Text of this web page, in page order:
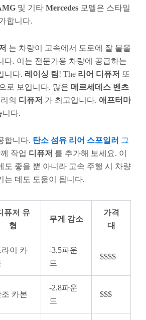
및 기타 Mercedes 모델은 스타일
합니다.
는 차량이 고속에서 도로에 잘 붙을
다. 이는 전문가용 차량에 공급하는
니다. 레이싱 팀 ! The 리어 디퓨저 또
로 보입니다. 많은 메르세데스 벤츠
의 디퓨저 가 최고입니다. 애프터마
니다.
합니다. 탄소 섬유 리어 스포일러 그
작업 디퓨저 를 추가해 보세요. 이
도 좋을 뿐 아니라 고속 주행 시 차량
는 데도 도움이 됩니다.
퓨저 유
형
무게 감소
가격
대
라이 카
-3.5파운
드
$$$$
조 카본
-2.8파운
드
$$$